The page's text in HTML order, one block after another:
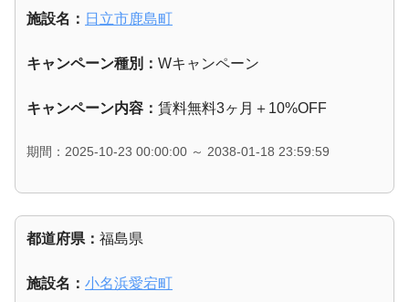
施設名： 日立市鹿島町
キャンペーン種別： Wキャンペーン
キャンペーン内容： 賃料無料3ヶ月＋10%OFF
期間：2025-10-23 00:00:00 ～ 2038-01-18 23:59:59
都道府県： 福島県
施設名： 小名浜愛宕町